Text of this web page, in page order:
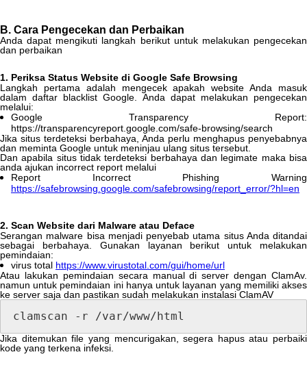
B. Cara Pengecekan dan Perbaikan
Anda dapat mengikuti langkah berikut untuk melakukan pengecekan
dan perbaikan
1. Periksa Status Website di Google Safe Browsing
Langkah
pertama adalah mengecek apakah website Anda
masuk
dalam daftar blacklist Google Anda dapat melakukan
pengecekan
melalui:
Google
Transparency Report:
https://transparencyreport google com/safe-browsing/search
Jika situs terdeteksi berbahaya Anda perlu menghapus penyebabnya
dan meminta Google untuk meninjau ulang situs tersebut
Dan apabila situs tidak terdeteksi berbahaya dan legimate maka bisa
anda ajukan incorrect report melalui
Report
Incorrect Phishing
Warning
https://safebrowsing google com/safebrowsing/report_error/?hl=en
2. Scan Website dari Malware atau Deface
Serangan malware bisa menjadi penyebab utama situs Anda ditandai
sebagai
berbahaya Gunakan layanan berikut untuk
melakukan
pemindaian:
virus total https://www.virustotal com/gui/home/url
Atau lakukan pemindaian secara manual di server dengan ClamAv.
namun untuk pemindaian ini hanya untuk layanan yang memiliki akses
ke server saja dan pastikan sudah melakukan instalasi ClamAV
clamscan - r /var/www/html
Jika ditemukan file yang mencurigakan segera hapus atau perbaiki
kode yang terkena infeksi